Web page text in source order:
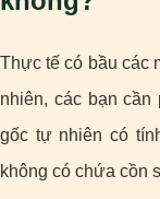
Thực tế có bầu các
nhiên, các bạn
gốc tự nhiên có
không có chứa cồn